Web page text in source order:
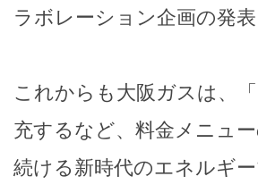
ラボレーション企画の発
これからも大阪ガスは、
充するなど、料金メニュ
続ける新時代のエネルギ